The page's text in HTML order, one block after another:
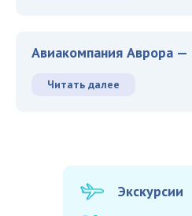
Авиакомпания Аврора
Читать далее
Экскурсии